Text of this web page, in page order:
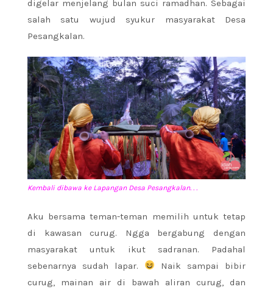
digelar menjelang bulan suci ramadhan. Sebagai
salah satu wujud syukur masyarakat Desa
Pesangkalan.
Kembali dibawa ke Lapangan Desa Pesangkalan. . .
Aku bersama teman-teman memilih untuk tetap
di kawasan curug. Ngga bergabung dengan
masyarakat untuk ikut sadranan. Padahal
sebenarnya sudah lapar.
Naik sampai bibir
curug, mainan air di bawah aliran curug, dan